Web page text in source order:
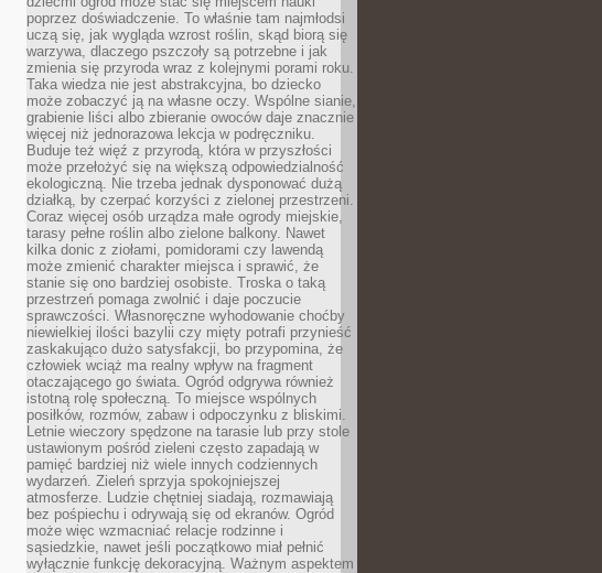
poprzez doświadczenie. To właśnie tam najmłodsi
uczą się, jak wygląda wzrost roślin, skąd biorą się
warzywa, dlaczego pszczoły są potrzebne i jak
zmienia się przyroda wraz z kolejnymi porami roku.
Taka wiedza nie jest abstrakcyjna, bo dziecko
może zobaczyć ją na własne oczy. Wspólne sianie,
grabienie liści albo zbieranie owoców daje znacznie
więcej niż jednorazowa lekcja w podręczniku.
Buduje też więź z przyrodą, która w przyszłości
może przełożyć się na większą odpowiedzialność
ekologiczną. Nie trzeba jednak dysponować dużą
działką, by czerpać korzyści z zielonej przestrzeni.
Coraz więcej osób urządza małe ogrody miejskie,
tarasy pełne roślin albo zielone balkony. Nawet
kilka donic z ziołami, pomidorami czy lawendą
może zmienić charakter miejsca i sprawić, że
stanie się ono bardziej osobiste. Troska o taką
przestrzeń pomaga zwolnić i daje poczucie
sprawczości. Własnoręczne wyhodowanie choćby
niewielkiej ilości bazylii czy mięty potrafi przynieść
zaskakująco dużo satysfakcji, bo przypomina, że
człowiek wciąż ma realny wpływ na fragment
otaczającego go świata. Ogród odgrywa również
istotną rolę społeczną. To miejsce wspólnych
posiłków, rozmów, zabaw i odpoczynku z bliskimi.
Letnie wieczory spędzone na tarasie lub przy stole
ustawionym pośród zieleni często zapadają w
pamięć bardziej niż wiele innych codziennych
wydarzeń. Zieleń sprzyja spokojniejszej
atmosferze. Ludzie chętniej siadają, rozmawiają
bez pośpiechu i odrywają się od ekranów. Ogród
może więc wzmacniać relacje rodzinne i
sąsiedzkie, nawet jeśli początkowo miał pełnić
wyłącznie funkcję dekoracyjną. Ważnym aspektem